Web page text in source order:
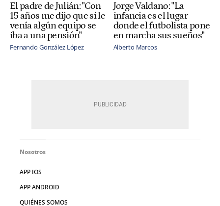
El padre de Julián: "Con
15 años me dijo que si le
venía algún equipo se
iba a una pensión"
Fernando González López
Jorge Valdano: "La
infancia es el lugar
donde el futbolista pone
en marcha sus sueños"
Alberto Marcos
Nosotros
APP IOS
APP ANDROID
QUIÉNES SOMOS